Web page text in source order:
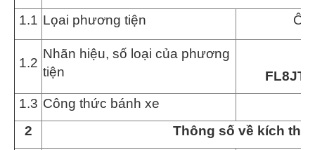
1.1 Lọai phương tiện Ô
1.2
Nhãn hiệu, số loại của phương
tiện
FL8JTS
1.3 Công thức bánh xe
2
Thông số về kích